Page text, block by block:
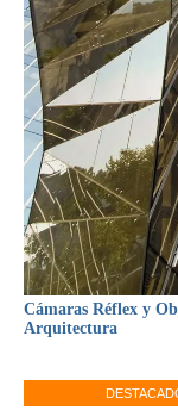
Cámaras Réflex y
Arquitectura